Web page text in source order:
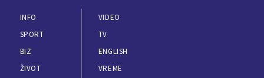
INFO
SPORT
BIZ
ŽIVOT
VIDEO
TV
ENGLISH
VREME